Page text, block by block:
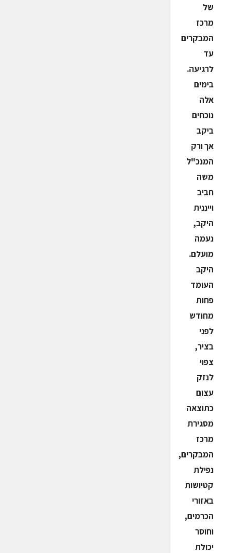
של
מרכז
המבקרים
עד
לרגיעה.
בימים
אלה
נוכחים
ביקב
אך ורק
המנכ"ל
משה
חביב
וייננית
היקב,
נעמה
מועלם.
היקב
העומד
פחות
מחודש
לפני
בציר,
צפוי
לנזק
עצום
כתוצאה
מסגירת
מרכז
המבקרים,
נפילת
קטיושות
באזורי
הכרמים,
וחוסר
יכולת